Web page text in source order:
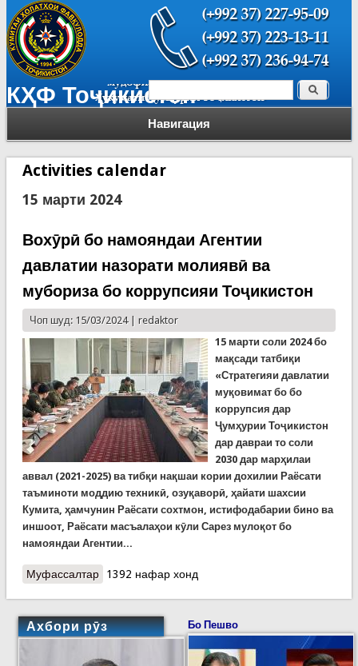
КҲФ Тоҷикистон
Навигация
Форма поиска Поиск
Activities calendar
15 марти 2024
Вохӯрӣ бо намояндаи Агентии
давлатии назорати молиявӣ ва
мубориза бо коррупсияи Тоҷикистон
Чоп шуд: 15/03/2024 | redaktor
15 марти соли 2024 бо
мақсади татбиқи
«Стратегияи давлатии
муқовимат бо бо
коррупсия дар
Ҷумҳурии Тоҷикистон
дар давраи то соли
2030 дар марҳилаи
аввал (2021-2025) ва тибқи нақшаи кории дохилии Раёсати
таъминоти моддию техникӣ, озуқаворӣ, ҳайати шахсии
Кумита, ҳамчунин Раёсати сохтмон, истифодабарии бино ва
иншоот, Раёсати масъалаҳои кӯли Сарез мулоқот бо
намояндаи Агентии...
Муфассалтаро Вохӯрӣ бо намояндаи Агентии давлатии
1392 нафар хонд
Ахбори рӯз Бо Пешво